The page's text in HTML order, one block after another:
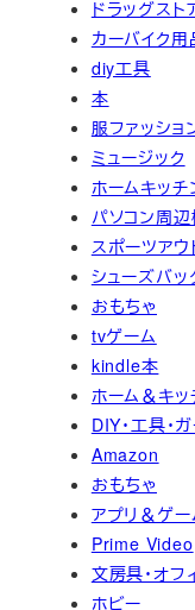
ドラッグスト
カーバイク用
diy工具
本
服ファッショ
ミュージック
ホームキッチ
パソコン周
スポーツアウ
シューズバッ
おもちゃ
tvゲーム
kindle本
ホーム＆キッ
DIY・工具・
Amazon
おもちゃ
アプリ＆ゲー
Prime Video
文房具・オフ
ホビー